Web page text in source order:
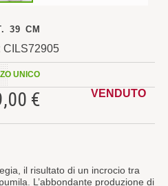
39 CM
CILS72905
UNICO
€ VENDUTO
il risultato di un incrocio tra
L’abbondante produzione di